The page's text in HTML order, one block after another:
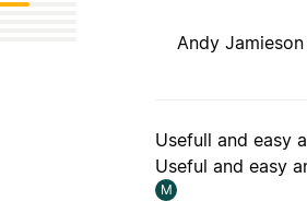
Andy Jamieson
Usefull and easy
Useful and easy
M